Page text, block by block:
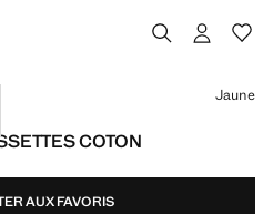
COTON
Jaune
AUX FAVORIS